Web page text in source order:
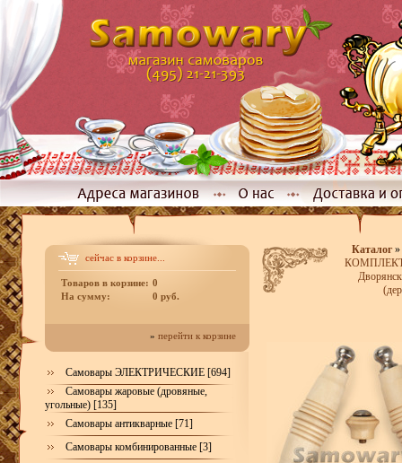
сейчас в корзине...
Товаров в корзине: 0
На сумму:
0 руб.
» перейти к корзине
Самовары ЭЛЕКТРИЧЕСКИЕ [694]
Самовары жаровые (дровяные,
угольные) [135]
Самовары антикварные [71]
Самовары комбинированные [3]
Каталог»